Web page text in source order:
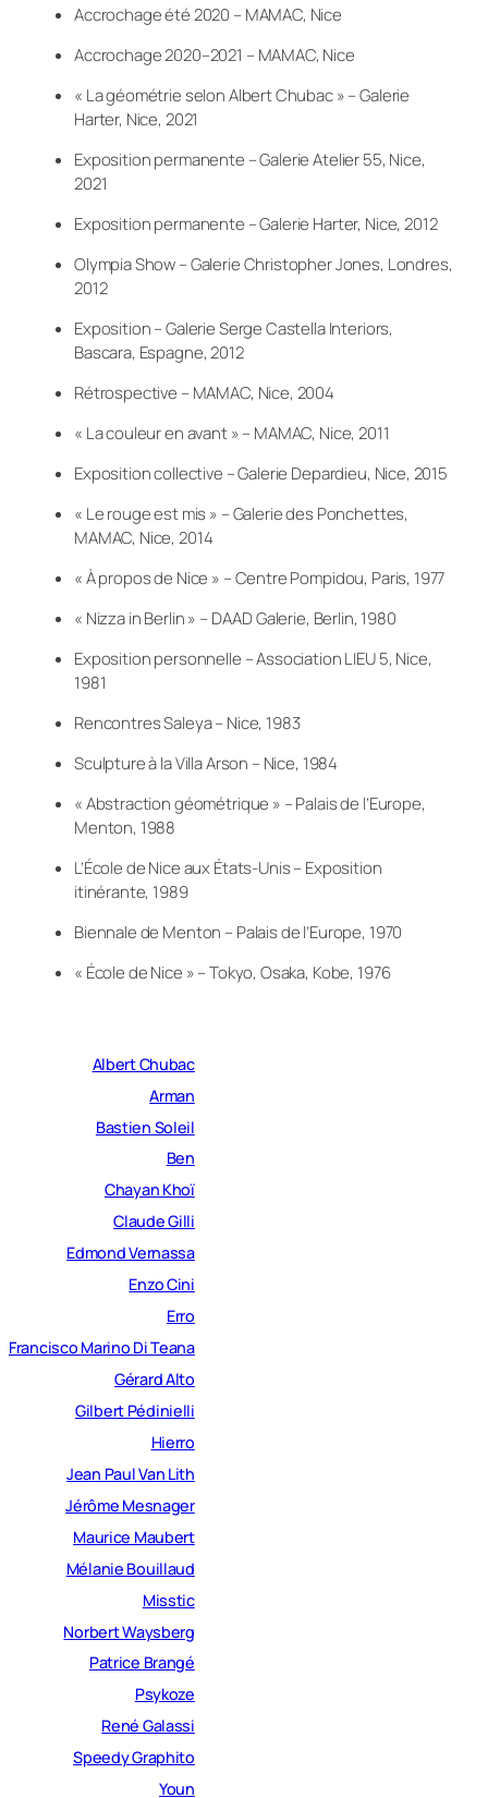
Accrochage été 2020 – MAMAC, Nice
Accrochage 2020–2021 – MAMAC, Nice
« La géométrie selon Albert Chubac » – Galerie
Harter, Nice, 2021
Exposition permanente – Galerie Atelier 55, Nice,
2021
Exposition permanente – Galerie Harter, Nice, 2012
Olympia Show – Galerie Christopher Jones, Londres,
2012
Exposition – Galerie Serge Castella Interiors,
Bascara, Espagne, 2012
Rétrospective – MAMAC, Nice, 2004
« La couleur en avant » – MAMAC, Nice, 2011
Exposition collective – Galerie Depardieu, Nice, 2015
« Le rouge est mis » – Galerie des Ponchettes,
MAMAC, Nice, 2014
« À propos de Nice » – Centre Pompidou, Paris, 1977
« Nizza in Berlin » – DAAD Galerie, Berlin, 1980
Exposition personnelle – Association LIEU 5, Nice,
1981
Rencontres Saleya – Nice, 1983
Sculpture à la Villa Arson – Nice, 1984
« Abstraction géométrique » – Palais de l’Europe,
Menton, 1988
L’École de Nice aux États-Unis – Exposition
itinérante, 1989
Biennale de Menton – Palais de l’Europe, 1970
« École de Nice » – Tokyo, Osaka, Kobe, 1976
Albert Chubac
Arman
Bastien Soleil
Ben
Chayan Khoï
Claude Gilli
Edmond Vernassa
Enzo Cini
Erro
Francisco Marino Di Teana
Gérard Alto
Gilbert Pédinielli
Hierro
Jean Paul Van Lith
Jérôme Mesnager
Maurice Maubert
Mélanie Bouillaud
Misstic
Norbert Waysberg
Patrice Brangé
Psykoze
René Galassi
Speedy Graphito
Youn